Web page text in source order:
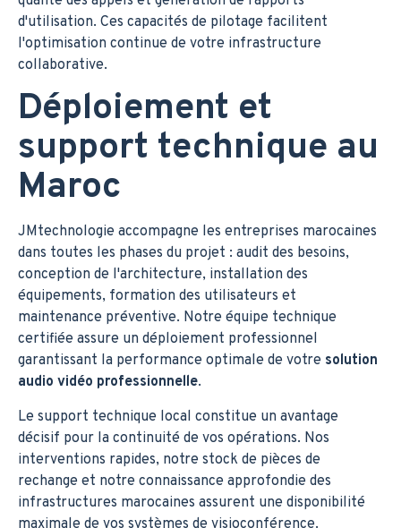
d'utilisation. Ces capacités de pilotage facilitent
l'optimisation continue de votre infrastructure
collaborative.
Déploiement et
support technique au
Maroc
JMtechnologie accompagne les entreprises marocaines
dans toutes les phases du projet : audit des besoins,
conception de l'architecture, installation des
équipements, formation des utilisateurs et
maintenance préventive. Notre équipe technique
certifiée assure un déploiement professionnel
garantissant la performance optimale de votre solution
audio vidéo professionnelle.
Le support technique local constitue un avantage
décisif pour la continuité de vos opérations. Nos
interventions rapides, notre stock de pièces de
rechange et notre connaissance approfondie des
infrastructures marocaines assurent une disponibilité